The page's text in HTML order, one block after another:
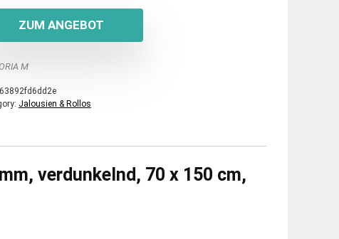
ZUM ANGEBOT
M
63892fd6dd2e
Jalousien & Rollos
verdunkelnd, 70 x 150 cm,